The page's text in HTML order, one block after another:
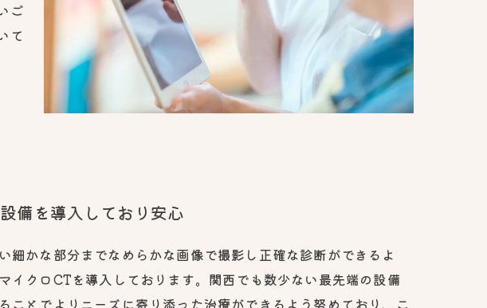
ご
て
備を導入しており安心
細かな部分までなめらかな画像で撮影し正確な診断ができるよ
イクロCTを導入しております。関西でも数少ない最先端の設備